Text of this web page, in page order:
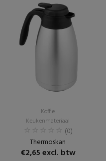
Koffie
Keukenmateriaal
(0)
Thermoskan
€2,65 excl. btw